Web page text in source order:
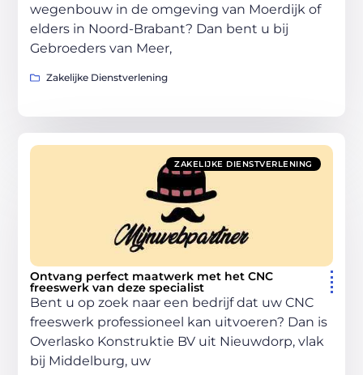
wegenbouw in de omgeving van Moerdijk of
elders in Noord-Brabant? Dan bent u bij
Gebroeders van Meer,
Zakelijke Dienstverlening
ZAKELIJKE DIENSTVERLENING
Ontvang perfect maatwerk met het CNC
freeswerk van deze specialist
Bent u op zoek naar een bedrijf dat uw CNC
freeswerk professioneel kan uitvoeren? Dan is
Overlasko Konstruktie BV uit Nieuwdorp, vlak
bij Middelburg, uw